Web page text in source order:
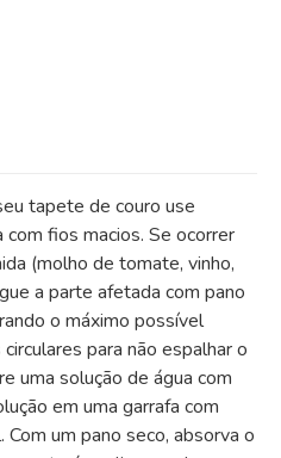
tapete de couro use
fios macios. Se ocorrer
(molho de tomate, vinho,
a parte afetada com pano
o máximo possível
para não espalhar o
uma solução de água com
em uma garrafa com
um pano seco, absorva o